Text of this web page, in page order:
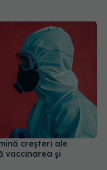
creșteri ale
vaccinarea și